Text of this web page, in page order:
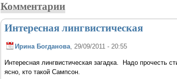
Комментарии
Интересная лингвистическая
Ирина Богданова, 29/09/2011 - 20:55
Интересная лингвистическая загадка. Надо прочесть
ясно, кто такой Сампсон.